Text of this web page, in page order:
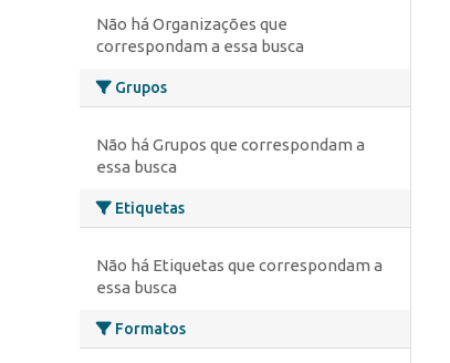
Não há Organizações que
correspondam a essa busca
Grupos
Não há Grupos que correspondam a
essa busca
Etiquetas
Não há Etiquetas que correspondam a
essa busca
Formatos